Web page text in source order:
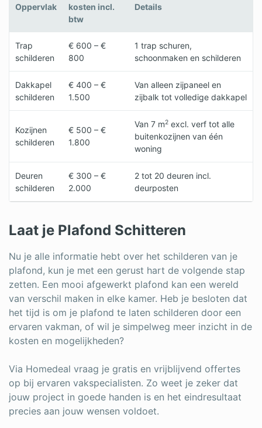
Oppervlak
kosten incl.
btw
Details
Trap
schilderen
€ 600 – €
800
1 trap schuren,
schoonmaken en schilderen
Dakkapel
schilderen
€ 400 – €
1.500
Van alleen zijpaneel en
zijbalk tot volledige dakkapel
Kozijnen
schilderen
€ 500 – €
1.800
Van 7 m2 excl. verf tot alle
buitenkozijnen van één
woning
Deuren
schilderen
€ 300 – €
2.000
2 tot 20 deuren incl.
deurposten
Laat je Plafond Schitteren
Nu je alle informatie hebt over het schilderen van je
plafond, kun je met een gerust hart de volgende stap
zetten. Een mooi afgewerkt plafond kan een wereld
van verschil maken in elke kamer. Heb je besloten dat
het tijd is om je plafond te laten schilderen door een
ervaren vakman, of wil je simpelweg meer inzicht in de
kosten en mogelijkheden?
Via Homedeal vraag je gratis en vrijblijvend offertes
op bij ervaren vakspecialisten. Zo weet je zeker dat
jouw project in goede handen is en het eindresultaat
precies aan jouw wensen voldoet.